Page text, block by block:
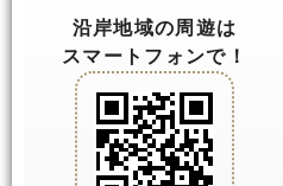
沿岸地域の周遊は
スマートフォンで！